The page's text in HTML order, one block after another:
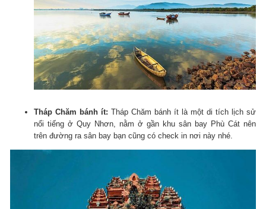
Tháp Chăm bánh ít: Tháp Chăm bánh ít là một di tích lịch sử
nổi tiếng ở Quy Nhơn, nằm ở gần khu sân bay Phù Cát nên
trên đường ra sân bay bạn cũng có check in nơi này nhé.